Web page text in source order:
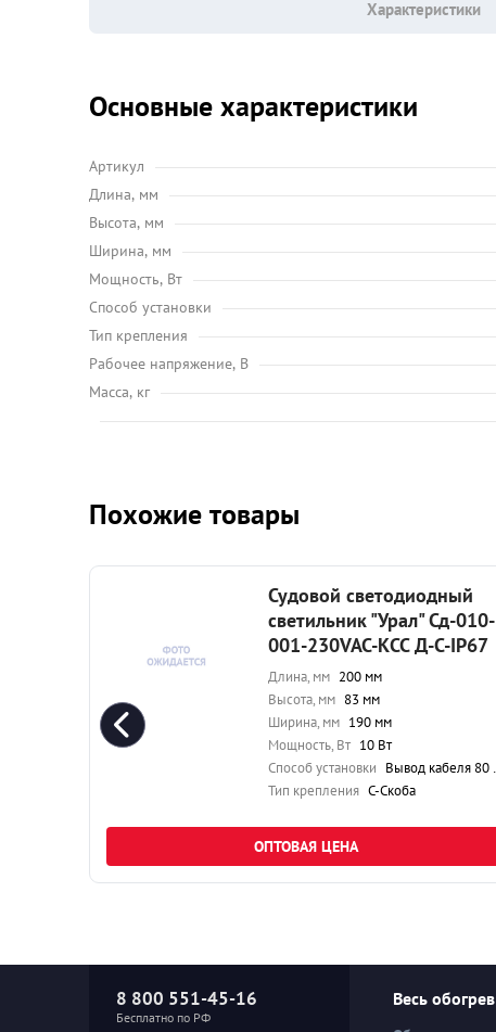
Характеристики
Основные характеристики
Артикул
Длина, мм
Высота, мм
Ширина, мм
Мощность, Вт
Способ установки
Тип крепления
Рабочее напряжение, В
Масса, кг
Похожие товары
Судовой светодиодный
светильник "Урал" Сд-010-
001-230VAC-КСС Д-С-IP67
Длина, мм 200 мм
Высота, мм 83 мм
Ширина, мм 190 мм
Мощность, Вт 10 Вт
Способ установки Вывод кабеля 80 см
Тип крепления С-Скоба
ОПТОВАЯ ЦЕНА
8 800 551-45-16
Бесплатно по РФ
Весь обогрев